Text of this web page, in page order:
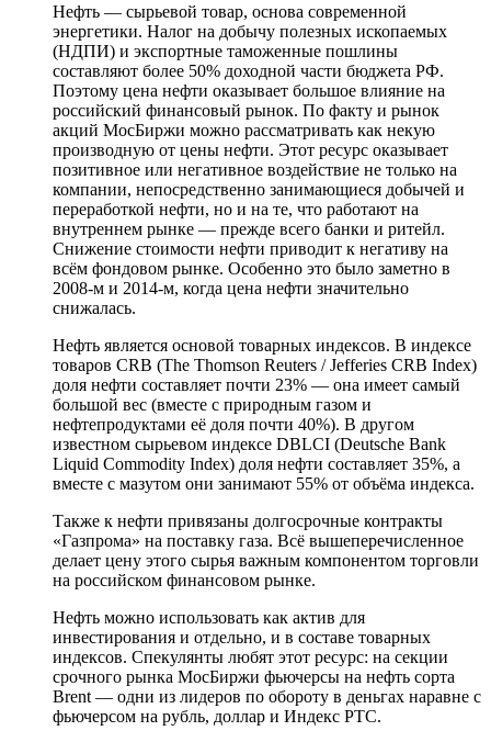
Нефть — сырьевой товар, основа современной
энергетики. Налог на добычу полезных ископаемых
(НДПИ) и экспортные таможенные пошлины
составляют более 50% доходной части бюджета РФ.
Поэтому цена нефти оказывает большое влияние на
российский финансовый рынок. По факту и рынок
акций МосБиржи можно рассматривать как некую
производную от цены нефти. Этот ресурс оказывает
позитивное или негативное воздействие не только на
компании, непосредственно занимающиеся добычей и
переработкой нефти, но и на те, что работают на
внутреннем рынке — прежде всего банки и ритейл.
Снижение стоимости нефти приводит к негативу на
всём фондовом рынке. Особенно это было заметно в
2008-м и 2014-м, когда цена нефти значительно
снижалась.
Нефть является основой товарных индексов. В индексе
товаров CRB (The Thomson Reuters / Jefferies CRB Index)
доля нефти составляет почти 23% — она имеет самый
большой вес (вместе с природным газом и
нефтепродуктами её доля почти 40%). В другом
известном сырьевом индексе DBLCI (Deutsche Bank
Liquid Commodity Index) доля нефти составляет 35%, а
вместе с мазутом они занимают 55% от объёма индекса.
Также к нефти привязаны долгосрочные контракты
«Газпрома» на поставку газа. Всё вышеперечисленное
делает цену этого сырья важным компонентом торговли
на российском финансовом рынке.
Нефть можно использовать как актив для
инвестирования и отдельно, и в составе товарных
индексов. Спекулянты любят этот ресурс: на секции
срочного рынка МосБиржи фьючерсы на нефть сорта
Brent — одни из лидеров по обороту в деньгах наравне с
фьючерсом на рубль, доллар и Индекс РТС.